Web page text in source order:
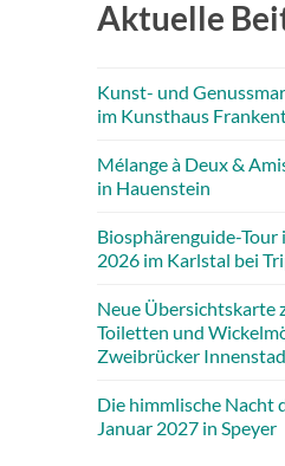
Aktuelle
Kunst- und
im Kunsthaus
Mélange à Deux &
in Hauenstein
Biosphärenguide-Tour
2026 im Karlstal bei
Neue Übersichtskarte
Toiletten und
Zweibrücker
Die himmlische Nacht
Januar 2027 in Speyer